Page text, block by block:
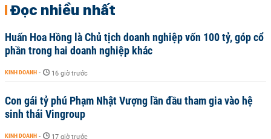
Đọc nhiều nhất
Huấn Hoa Hồng là Chủ tịch doanh nghiệp vốn 100 tỷ, góp cổ
phần trong hai doanh nghiệp khác
KINH DOANH - 16 giờ trước
Con gái tỷ phú Phạm Nhật Vượng lần đầu tham gia vào hệ
sinh thái Vingroup
KINH DOANH - 17 giờ trước